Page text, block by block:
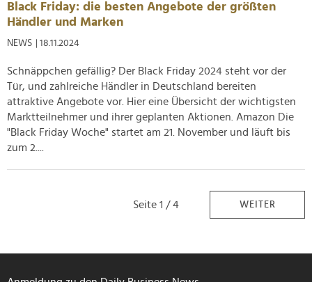
Black Friday: die besten Angebote der größten
Händler und Marken
NEWS | 18.11.2024
Schnäppchen gefällig? Der Black Friday 2024 steht vor der
Tür, und zahlreiche Händler in Deutschland bereiten
attraktive Angebote vor. Hier eine Übersicht der wichtigsten
Marktteilnehmer und ihrer geplanten Aktionen. Amazon Die
"Black Friday Woche" startet am 21. November und läuft bis
zum 2....
Seite 1 / 4 WEITER